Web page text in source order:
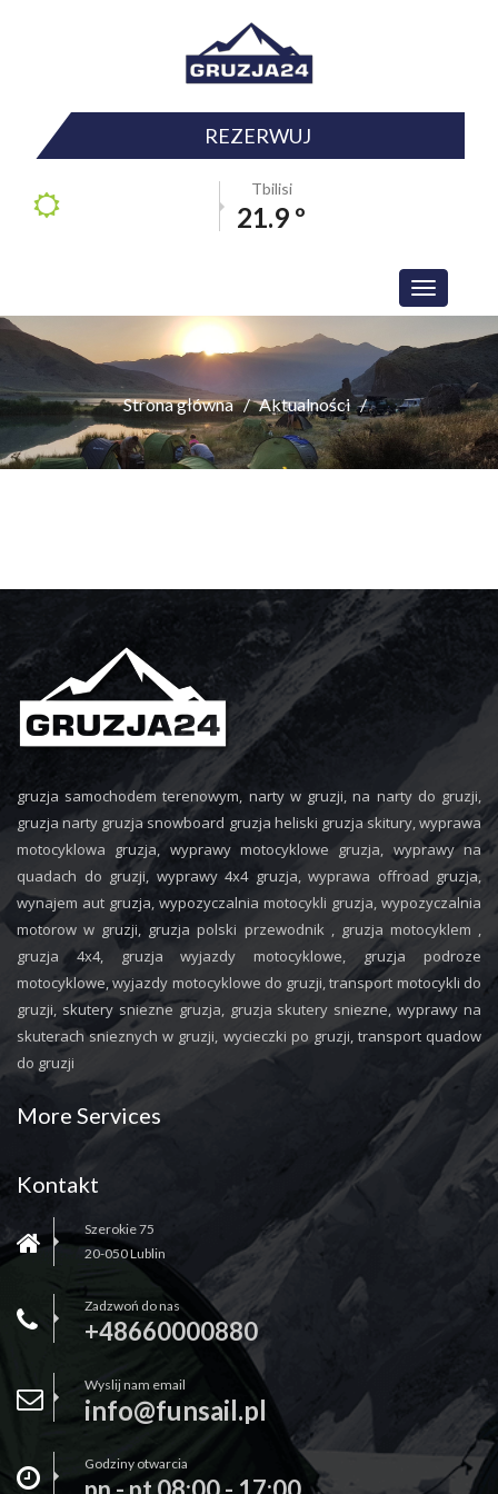
REZERWUJ
Tbilisi
21.9 º
Toggle
navigation
Strona główna Aktualności
gruzja samochodem terenowym, narty w gruzji, na narty do gruzji,
gruzja narty gruzja snowboard gruzja heliski gruzja skitury, wyprawa
motocyklowa gruzja, wyprawy motocyklowe gruzja, wyprawy na
quadach do gruzji, wyprawy 4x4 gruzja, wyprawa offroad gruzja,
wynajem aut gruzja, wypozyczalnia motocykli gruzja, wypozyczalnia
motorow w gruzji, gruzja polski przewodnik , gruzja motocyklem ,
gruzja 4x4, gruzja wyjazdy motocyklowe, gruzja podroze
motocyklowe, wyjazdy motocyklowe do gruzji, transport motocykli do
gruzji, skutery sniezne gruzja, gruzja skutery sniezne, wyprawy na
skuterach snieznych w gruzji, wycieczki po gruzji, transport quadow
do gruzji
More Services
Kontakt
Szerokie 75
20-050 Lublin
Zadzwoń do nas
+48660000880
Wyslij nam email
info@funsail.pl
Godziny otwarcia